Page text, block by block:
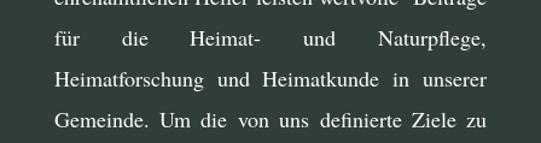
für die Heimat- und Naturpflege,
Heimatforschung und Heimatkunde in unserer
Gemeinde. Um die von uns definierte Ziele zu